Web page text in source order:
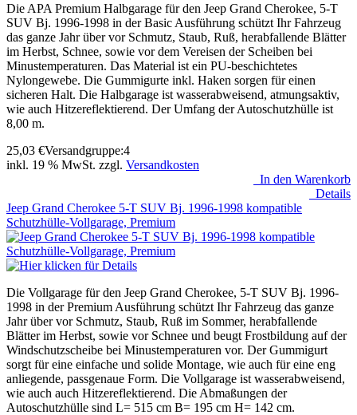
Die APA Premium Halbgarage für den Jeep Grand Cherokee, 5-T
SUV Bj. 1996-1998 in der Basic Ausführung schützt Ihr Fahrzeug
das ganze Jahr über vor Schmutz, Staub, Ruß, herabfallende Blätter
im Herbst, Schnee, sowie vor dem Vereisen der Scheiben bei
Minustemperaturen. Das Material ist ein PU-beschichtetes
Nylongewebe. Die Gummigurte inkl. Haken sorgen für einen
sicheren Halt. Die Halbgarage ist wasserabweisend, atmungsaktiv,
wie auch Hitzereflektierend. Der Umfang der Autoschutzhülle ist
8,00 m.
25,03 €Versandgruppe:4
inkl. 19 % MwSt. zzgl. Versandkosten
In den Warenkorb
Details
Jeep Grand Cherokee 5-T SUV Bj. 1996-1998 kompatible
Schutzhülle-Vollgarage, Premium
Die Vollgarage für den Jeep Grand Cherokee, 5-T SUV Bj. 1996-
1998 in der Premium Ausführung schützt Ihr Fahrzeug das ganze
Jahr über vor Schmutz, Staub, Ruß im Sommer, herabfallende
Blätter im Herbst, sowie vor Schnee und beugt Frostbildung auf der
Windschutzscheibe bei Minustemperaturen vor. Der Gummigurt
sorgt für eine einfache und solide Montage, wie auch für eine eng
anliegende, passgenaue Form. Die Vollgarage ist wasserabweisend,
wie auch auch Hitzereflektierend. Die Abmaßungen der
Autoschutzhülle sind L= 515 cm B= 195 cm H= 142 cm.